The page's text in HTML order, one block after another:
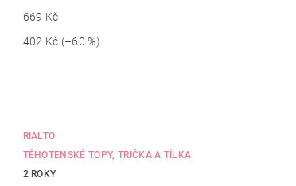
669 Kč
402 Kč (–60 %)
RIALTO
TĚHOTENSKÉ TOPY, TRIČKA A TÍLKA
2 ROKY